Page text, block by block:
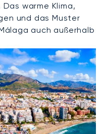
warme Klima,
und das Muster
auch außerhalb